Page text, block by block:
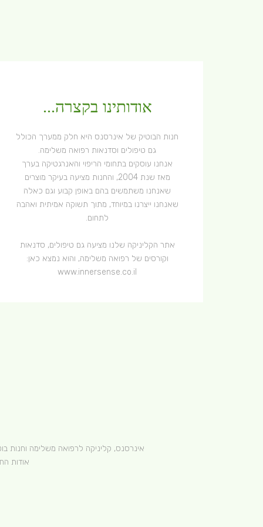
אודותינו בקצרה...
חנות הבוטיק של אינרסנס היא חלק ממערך הכולל
גם טיפולים וסדנאות רפואה משלימה.
אנחנו עוסקים בתחומי הריפוי והאנרגטיקה בערך
מאז שנת 2004, והחנות מציעה בעיקר מוצרים
שאנחנו משתמשים בהם באופן קבוע וגם כאלה
שאנחנו ייצרנו במיוחד, מתוך תשוקה אמיתית ואהבה
לתחום.
אתר הקליניקה שלנו מציעה גם טיפולים, סדנאות
וקורסים של רפואה משלימה, והוא נמצא כאן:
www.innersense.co.il
אינרסנס, קליניקה לרפואה משלימה וחנות בוטיק אנרגטית |
אודות